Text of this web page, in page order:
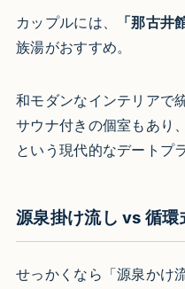
カップルには、 「那古井
族湯がおすすめ。
和モダンなインテリアで
サウナ付きの個室もあり
という現代的なデートプ
源泉掛け流し vs 循
せっかくなら「源泉かけ